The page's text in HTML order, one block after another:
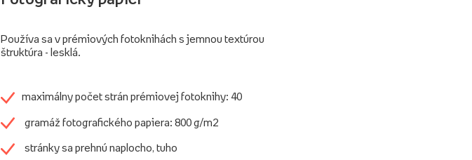
Používa sa v prémiových fotoknihách s jemnou textúrou
štruktúra - lesklá.
maximálny počet strán prémiovej fotoknihy: 40
gramáž fotografického papiera: 800 g/m2
stránky sa prehnú naplocho, tuho